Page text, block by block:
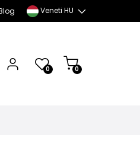
Veneti HU
0 0